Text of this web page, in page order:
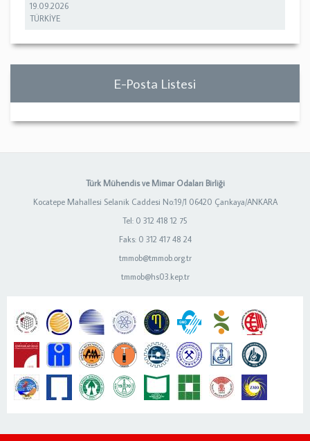
19.09.2026
TÜRKİYE
E-Posta Listesi
Türk Mühendis ve Mimar Odaları Birliği
Kocatepe Mahallesi Selanik Caddesi No:19/1 06420 Çankaya/ANKARA
Tel: 0 312 418 12 75
Faks: 0 312 417 48 24
tmmob@tmmob.org.tr
tmmob@hs03.kep.tr